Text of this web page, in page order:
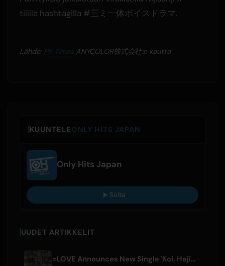
tilillä hashtagilla #三ミ一体ボイスドラマ.
Lähde: PR TimesANYCOLOR株式会社:n kautta
KUUNTELEONLY HITS JAPAN
Only Hits Japan
Soita
UUDET ARTIKKELIT
=LOVE Announces New Single 'Koi, Hajimemashita.' and Tokyo Dome Concerts